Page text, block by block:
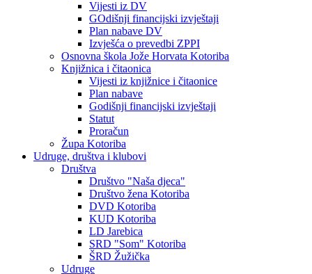
Vijesti iz DV
GOdišnji financijski izvještaji
Plan nabave DV
Izvješća o prevedbi ZPPI
Osnovna škola Jože Horvata Kotoriba
Knjižnica i čitaonica
Vijesti iz knjižnice i čitaonice
Plan nabave
Godišnji financijski izvještaji
Statut
Proračun
Župa Kotoriba
Udruge, društva i klubovi
Društva
Društvo "Naša djeca"
Društvo žena Kotoriba
DVD Kotoriba
KUD Kotoriba
LD Jarebica
SRD "Som" Kotoriba
ŠRD Žužička
Udruge